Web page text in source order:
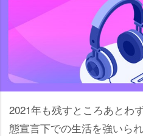
2021年も残すところあとわ
態宣言下での生活を強いら